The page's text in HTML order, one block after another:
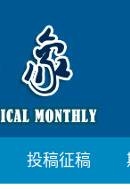
投稿征稿